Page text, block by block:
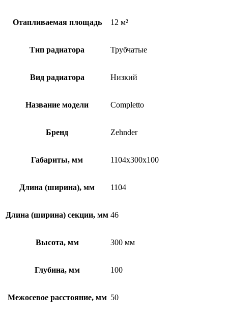
Отапливаемая площадь 12 м²
Тип радиатора Трубчатые
Вид радиатора Низкий
Название модели Completto
Бренд Zehnder
Габариты, мм 1104x300x100
Длина (ширина), мм 1104
Длина (ширина) секции, мм 46
Высота, мм 300 мм
Глубина, мм 100
Межосевое расстояние, мм 50